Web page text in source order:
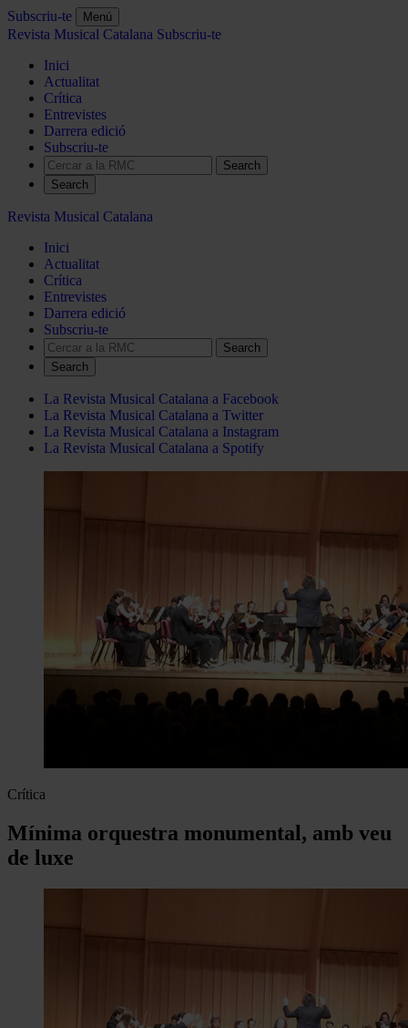
Subscriu-te Menú
Revista Musical Catalana Subscriu-te
Inici
Actualitat
Crítica
Entrevistes
Darrera edició
Subscriu-te
Search
Revista Musical Catalana
Inici
Actualitat
Crítica
Entrevistes
Darrera edició
Subscriu-te
Search
La Revista Musical Catalana a Facebook
La Revista Musical Catalana a Twitter
La Revista Musical Catalana a Instagram
La Revista Musical Catalana a Spotify
Crítica
Mínima orquestra monumental, amb veu
de luxe